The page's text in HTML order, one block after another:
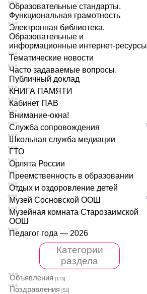
Образовательные стандарты.
Функциональная грамотность
Электронная библиотека.
Образовательные и
информационные интернет-ресурсы
Тематические новости
Часто задаваемые вопросы.
Публичный доклад
КНИГА ПАМЯТИ
Кабинет ПАВ
Внимание-окна!
Служба сопровождения
Школьная служба медиации
ГТО
Орлята России
Преемственность в образовании
Отдых и оздоровление детей
Музей Сосновской ООШ
Музейная комната Старозаимской
ООШ
Педагог года — 2026
Категории
раздела
Объявления [173]
Поздравления [52]